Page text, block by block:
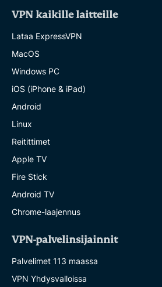
VPN kaikille laitteille
Lataa ExpressVPN
MacOS
Windows PC
iOS (iPhone & iPad)
Android
Linux
Reitittimet
Apple TV
Fire Stick
Android TV
Chrome-laajennus
VPN-palvelinsijainnit
Palvelimet 113 maassa
VPN Yhdysvalloissa